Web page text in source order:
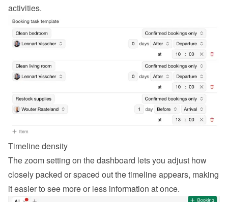
activities.
Timeline density
The zoom setting on the dashboard lets you adjust how
closely packed or spaced out the timeline appears, making
it easier to see more or less information at once.